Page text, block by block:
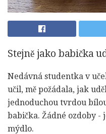
Stejně jako babička
Nedávná studentka v
učil, mě požádala, jak
jednoduchou tvrdou
babička. Žádné ozdoby
mýdlo.